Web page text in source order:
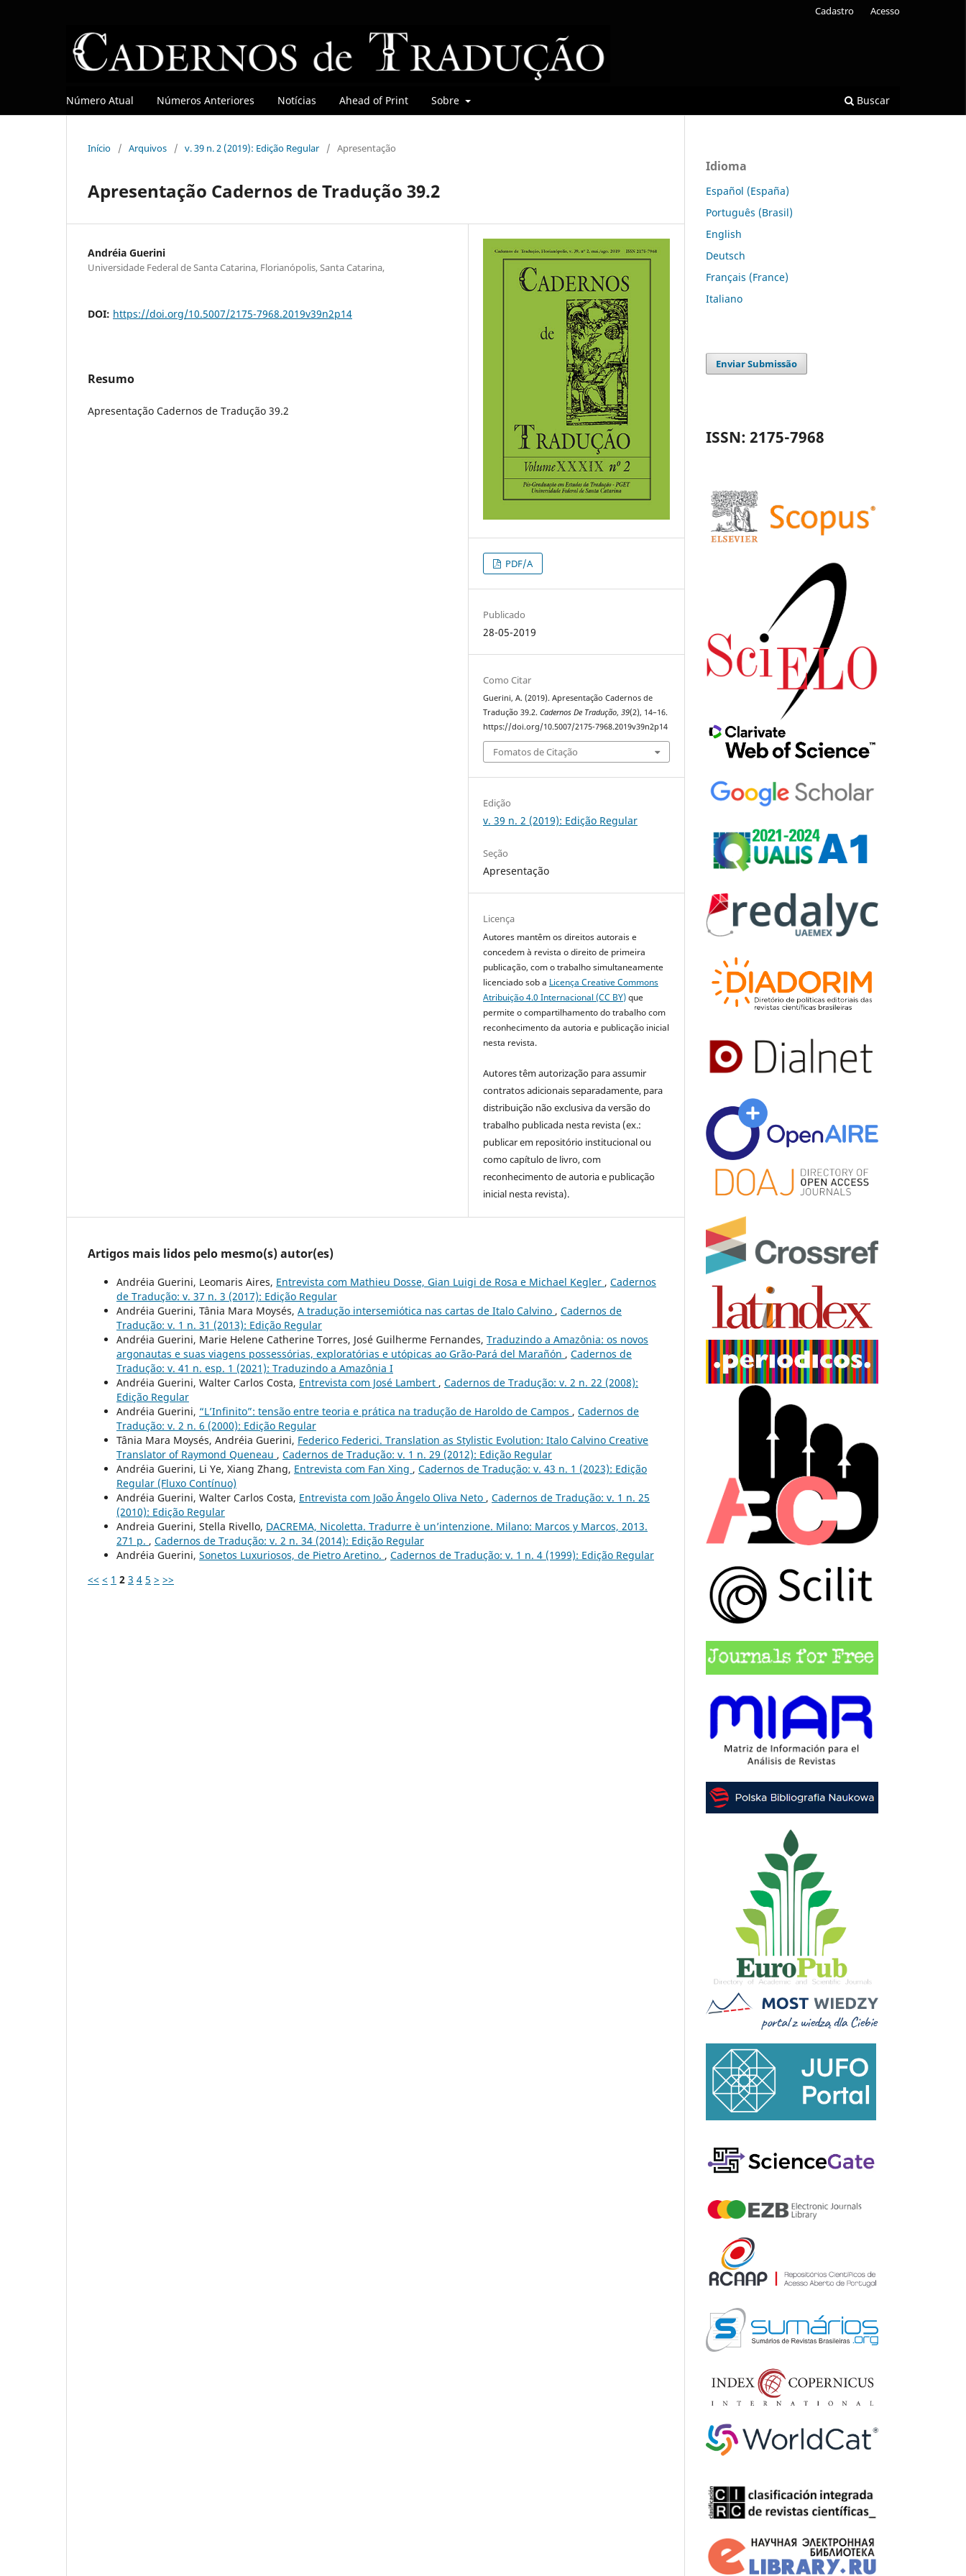
Número Atual Números Anteriores Notícias Ahead of Print Sobre Buscar
Cadastro Acesso
Início / Arquivos / v. 39 n. 2 (2019): Edição Regular / Apresentação
Apresentação Cadernos de Tradução 39.2
Andréia Guerini
Universidade Federal de Santa Catarina, Florianópolis, Santa Catarina,
DOI: https://doi.org/10.5007/2175-7968.2019v39n2p14
Resumo
Apresentação Cadernos de Tradução 39.2
PDF/A
Publicado
28-05-2019
Como Citar
Guerini, A. (2019). Apresentação Cadernos de
Tradução 39.2.Cadernos De Tradução,39(2), 14–16.
https://doi.org/10.5007/2175-7968.2019v39n2p14
Fomatos de Citação
Edição
v. 39 n. 2 (2019): Edição Regular
Seção
Apresentação
Licença
Autores mantêm os direitos autorais e
concedem à revista o direito de primeira
publicação, com o trabalho simultaneamente
licenciado sob a Licença Creative Commons
Atribuição 4.0 Internacional (CC BY)que
permite o compartilhamento do trabalho com
reconhecimento da autoria e publicação inicial
nesta revista.
Autores têm autorização para assumir
contratos adicionais separadamente, para
distribuição não exclusiva da versão do
trabalho publicada nesta revista (ex.:
publicar em repositório institucional ou
como capítulo de livro, com
reconhecimento de autoria e publicação
inicial nesta revista).
Artigos mais lidos pelo mesmo(s) autor(es)
Andréia Guerini, Leomaris Aires, Entrevista com Mathieu Dosse, Gian Luigi de Rosa e Michael Kegler , Cadernos
de Tradução: v. 37 n. 3 (2017): Edição Regular
Andréia Guerini, Tânia Mara Moysés, A tradução intersemiótica nas cartas de Italo Calvino , Cadernos de
Tradução: v. 1 n. 31 (2013): Edição Regular
Andréia Guerini, Marie Helene Catherine Torres, José Guilherme Fernandes, Traduzindo a Amazônia: os novos
argonautas e suas viagens possessórias, exploratórias e utópicas ao Grão-Pará del Marañón , Cadernos de
Tradução: v. 41 n. esp. 1 (2021): Traduzindo a Amazônia I
Andréia Guerini, Walter Carlos Costa, Entrevista com José Lambert , Cadernos de Tradução: v. 2 n. 22 (2008):
Edição Regular
Andréia Guerini, “L’Infinito”: tensão entre teoria e prática na tradução de Haroldo de Campos , Cadernos de
Tradução: v. 2 n. 6 (2000): Edição Regular
Tânia Mara Moysés, Andréia Guerini, Federico Federici. Translation as Stylistic Evolution: Italo Calvino Creative
Translator of Raymond Queneau , Cadernos de Tradução: v. 1 n. 29 (2012): Edição Regular
Andréia Guerini, Li Ye, Xiang Zhang, Entrevista com Fan Xing , Cadernos de Tradução: v. 43 n. 1 (2023): Edição
Regular (Fluxo Contínuo)
Andréia Guerini, Walter Carlos Costa, Entrevista com João Ângelo Oliva Neto , Cadernos de Tradução: v. 1 n. 25
(2010): Edição Regular
Andreia Guerini, Stella Rivello, DACREMA, Nicoletta. Tradurre è un’intenzione. Milano: Marcos y Marcos, 2013.
271 p. , Cadernos de Tradução: v. 2 n. 34 (2014): Edição Regular
Andréia Guerini, Sonetos Luxuriosos, de Pietro Aretino. , Cadernos de Tradução: v. 1 n. 4 (1999): Edição Regular
<< < 1 2 3 4 5 > >>
Idioma
Español (España)
Português (Brasil)
English
Deutsch
Français (France)
Italiano
Enviar Submissão
ISSN: 2175-7968